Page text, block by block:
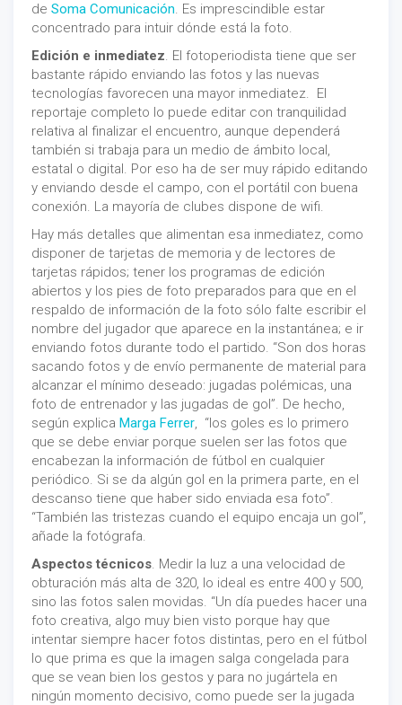
de Soma Comunicación. Es imprescindible estar
concentrado para intuir dónde está la foto.
Edición e inmediatez. El fotoperiodista tiene que ser
bastante rápido enviando las fotos y las nuevas
tecnologías favorecen una mayor inmediatez. El
reportaje completo lo puede editar con tranquilidad
relativa al finalizar el encuentro, aunque dependerá
también si trabaja para un medio de ámbito local,
estatal o digital. Por eso ha de ser muy rápido editando
y enviando desde el campo, con el portátil con buena
conexión. La mayoría de clubes dispone de wifi.
Hay más detalles que alimentan esa inmediatez, como
disponer de tarjetas de memoria y de lectores de
tarjetas rápidos; tener los programas de edición
abiertos y los pies de foto preparados para que en el
respaldo de información de la foto sólo falte escribir el
nombre del jugador que aparece en la instantánea; e ir
enviando fotos durante todo el partido. “Son dos horas
sacando fotos y de envío permanente de material para
alcanzar el mínimo deseado: jugadas polémicas, una
foto de entrenador y las jugadas de gol”. De hecho,
según explica Marga Ferrer, “los goles es lo primero
que se debe enviar porque suelen ser las fotos que
encabezan la información de fútbol en cualquier
periódico. Si se da algún gol en la primera parte, en el
descanso tiene que haber sido enviada esa foto”.
“También las tristezas cuando el equipo encaja un gol”,
añade la fotógrafa.
Aspectos técnicos. Medir la luz a una velocidad de
obturación más alta de 320, lo ideal es entre 400 y 500,
sino las fotos salen movidas. “Un día puedes hacer una
foto creativa, algo muy bien visto porque hay que
intentar siempre hacer fotos distintas, pero en el fútbol
lo que prima es que la imagen salga congelada para
que se vean bien los gestos y para no jugártela en
ningún momento decisivo, como puede ser la jugada